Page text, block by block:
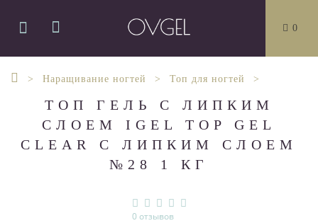
0
Наращивание ногтей Топ для ногтей
ТОП ГЕЛЬ С ЛИПКИМ
СЛОЕМ IGEL TOP GEL
CLEAR С ЛИПКИМ СЛОЕМ
№28 1 КГ
0 отзывов